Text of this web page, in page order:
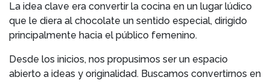
La idea clave era convertir la cocina en un lugar lúdico
que le diera al chocolate un sentido especial, dirigido
principalmente hacia el público femenino.
Desde los inicios, nos propusimos ser un espacio
abierto a ideas y originalidad. Buscamos convertirnos en